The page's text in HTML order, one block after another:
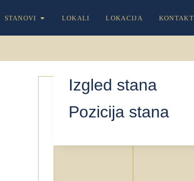
STANOVI LOKALI LOKACIJA KONTAKT
3
Izgled stana
Pozicija stana